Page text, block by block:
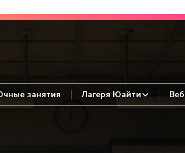
занятия Лагеря Юайти